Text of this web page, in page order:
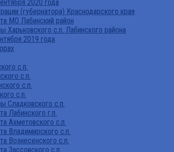
2020 года
(губернатора) Краснодарского края
МО Лабинский район
Харьковского с.п. Лабинского района
2019 года
с.п.
с.п.
с.п.
с.п.
Сладковского с.п.
Лабинского г.п.
Ахметовского с.п.
Владимирского с.п.
Вознесенского с.п.
Зассовского с.п.